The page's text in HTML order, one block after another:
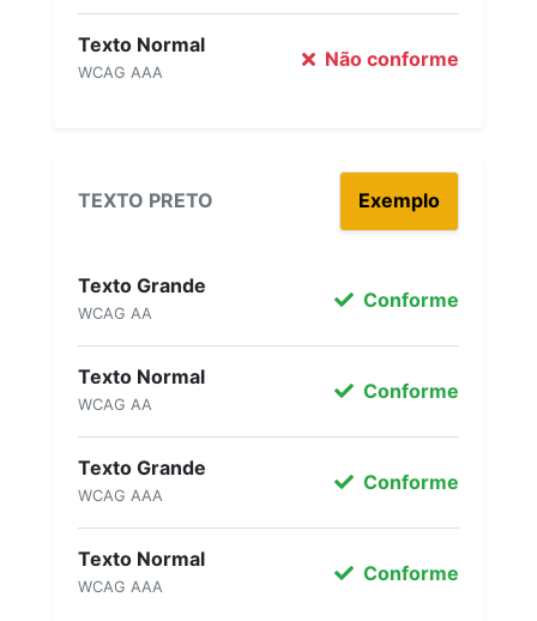
Texto Normal
WCAG AAA
Não conforme
TEXTO PRETO Exemplo
Texto Grande
WCAG AA
Conforme
Texto Normal
WCAG AA
Conforme
Texto Grande
WCAG AAA
Conforme
Texto Normal
WCAG AAA
Conforme